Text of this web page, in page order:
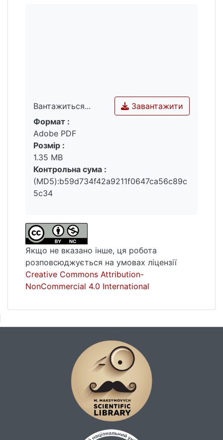
Вантажиться...
Вантажиться...
Завантажити
Формат :
Adobe PDF
Розмір :
1.35 MB
Контрольна сума :
(MD5):b59d734f42a9211f0647ca56c89c
5c34
Якщо не вказано інше, ця робота
розповсюджується на умовах ліцензії
Creative Commons Attribution-
NonCommercial 4.0 International